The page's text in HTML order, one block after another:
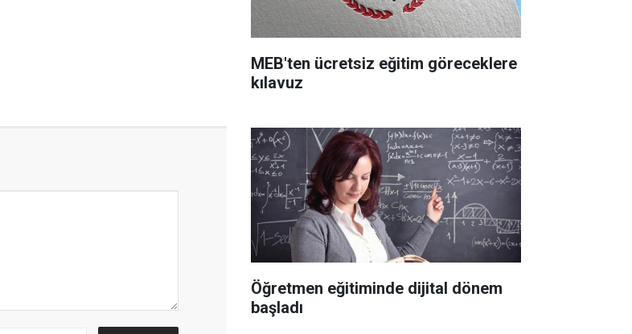
MEB'ten ücretsiz eğitim göreceklere
kılavuz
Öğretmen eğitiminde dijital dönem
başladı